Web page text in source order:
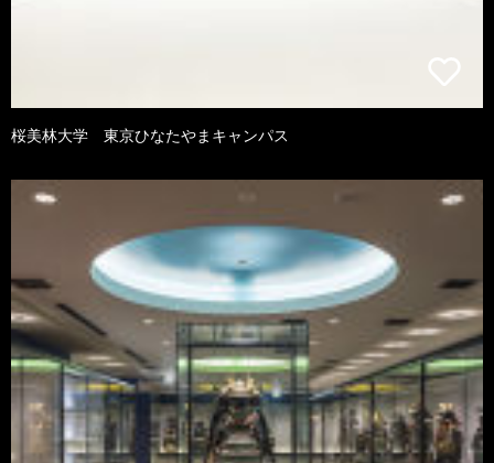
桜美林大学 東京ひなたやまキャンパス